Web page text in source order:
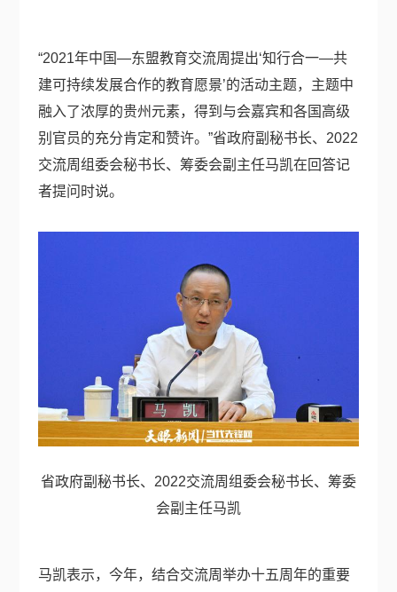
“2021年中国—东盟教育交流周提出‘知行合一—共
建可持续发展合作的教育愿景’的活动主题，主题中
融入了浓厚的贵州元素，得到与会嘉宾和各国高级
别官员的充分肯定和赞许。”省政府副秘书长、2022
交流周组委会秘书长、筹委会副主任马凯在回答记
者提问时说。
省政府副秘书长、2022交流周组委会秘书长、筹委
会副主任马凯
马凯表示，今年，结合交流周举办十五周年的重要